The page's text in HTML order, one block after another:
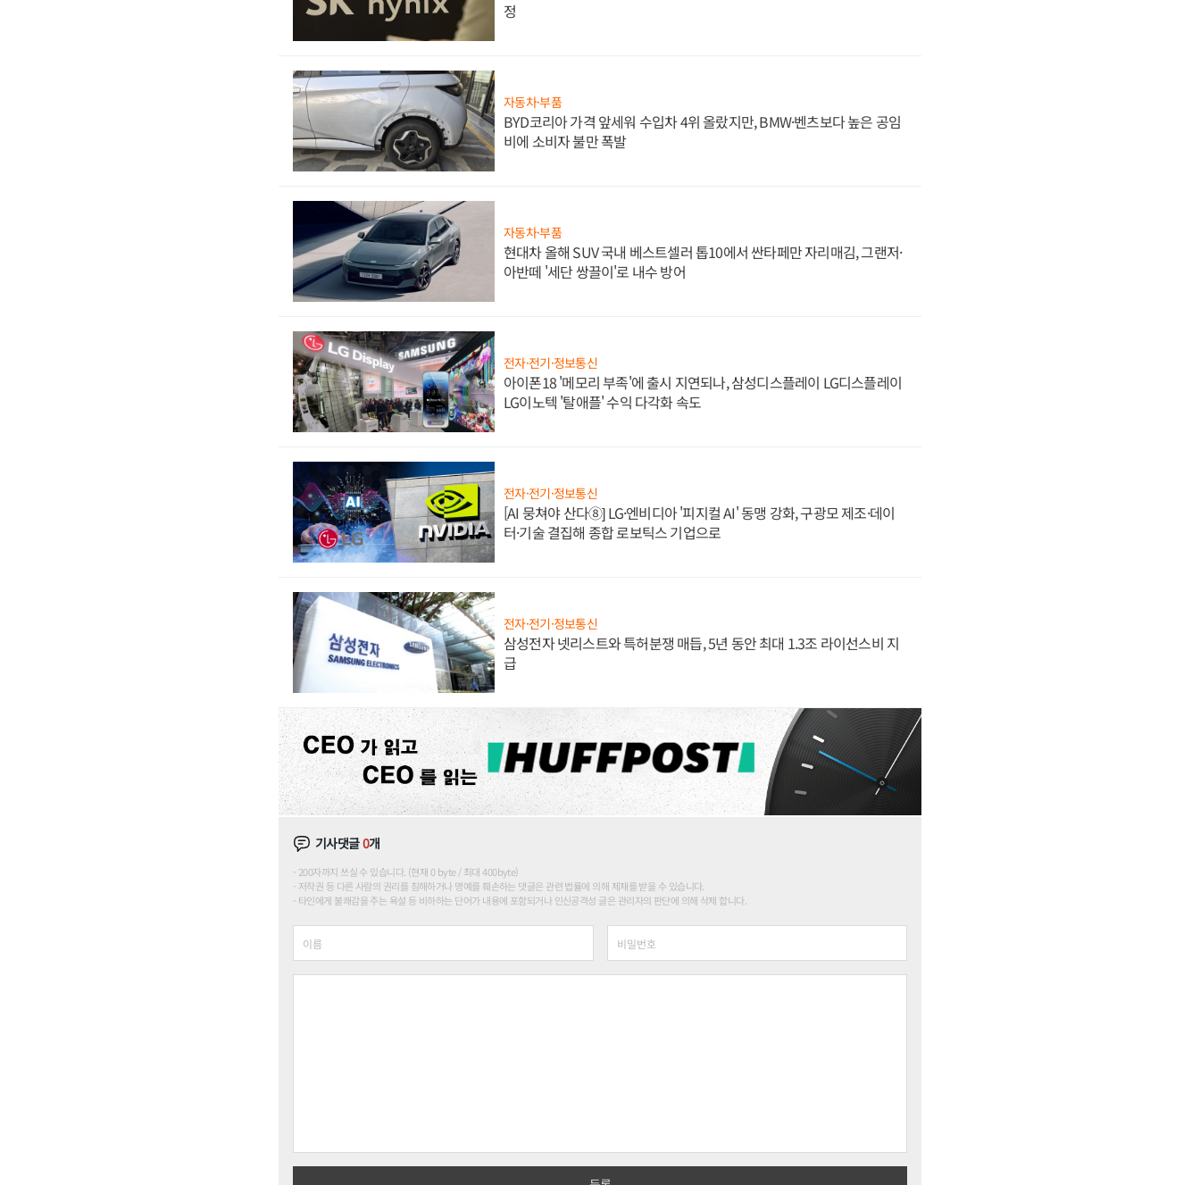
정
자동차·부품
BYD코리아 가격 앞세워 수입차 4위 올랐지만, BMW·벤츠보다 높은 공임
비에 소비자 불만 폭발
자동차·부품
현대차 올해 SUV 국내 베스트셀러 톱10에서 싼타페만 자리매김, 그랜저·
아반떼 '세단 쌍끌이'로 내수 방어
전자·전기·정보통신
아이폰18 '메모리 부족'에 출시 지연되나, 삼성디스플레이 LG디스플레이
LG이노텍 '탈애플' 수익 다각화 속도
전자·전기·정보통신
[AI 뭉쳐야 산다⑧] LG·엔비디아 '피지컬 AI' 동맹 강화, 구광모 제조·데이
터·기술 결집해 종합 로보틱스 기업으로
전자·전기·정보통신
삼성전자 넷리스트와 특허분쟁 매듭, 5년 동안 최대 1.3조 라이선스비 지
급
기사댓글0개
200자까지 쓰실 수 있습니다. (현재 0 byte / 최대 400byte)
저작권 등 다른 사람의 권리를 침해하거나 명예를 훼손하는 댓글은 관련 법률에 의해 제재를 받을 수 있습니다.
타인에게 불쾌감을 주는 욕설 등 비하하는 단어가 내용에 포함되거나 인신공격성 글은 관리자의 판단에 의해 삭제 합니다.